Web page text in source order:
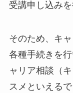
受講申し込み
そのため、キ
各種手続きを
ャリア相談（
スメといえるで